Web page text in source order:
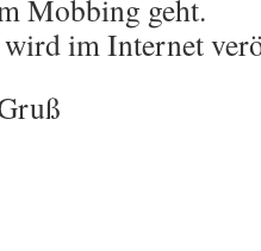
Mobbing geht.
wird im Internet